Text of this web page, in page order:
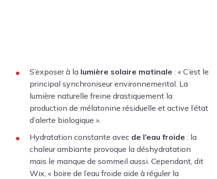
S’exposer à la lumière solaire matinale : « C’est le
principal synchroniseur environnemental. La
lumière naturelle freine drastiquement la
production de mélatonine résiduelle et active l’état
d’alerte biologique ».
Hydratation constante avec de l’eau froide : la
chaleur ambiante provoque la déshydratation
mais le manque de sommeil aussi. Cependant, dit
Wix, « boire de l’eau froide aide à réguler la